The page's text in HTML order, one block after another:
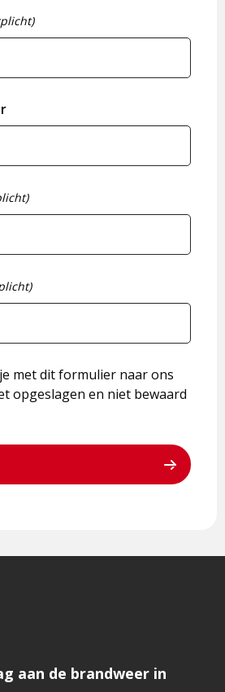
met dit formulier naar ons
opgeslagen en niet bewaard
aan de brandweer in